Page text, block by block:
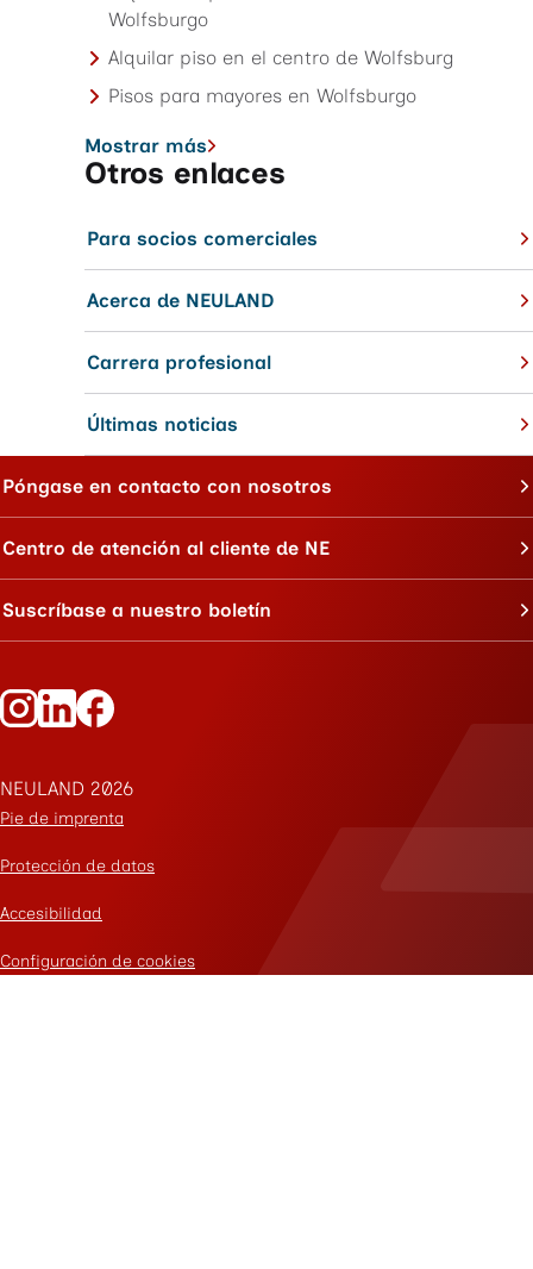
Wolfsburgo
Alquilar piso en el centro de Wolfsburg
Pisos para mayores en Wolfsburgo
Mostrar más
Otros enlaces
Para socios comerciales
Acerca de NEULAND
Carrera profesional
Últimas noticias
Póngase en contacto con nosotros
Centro de atención al cliente de NE
Suscríbase a nuestro boletín
NEULAND 2026
Pie de imprenta
Protección de datos
Accesibilidad
Configuración de cookies
Siga a Neuland en Instagram
Siga a Neuland en LinkedIn
Siga a Neuland en Facebook